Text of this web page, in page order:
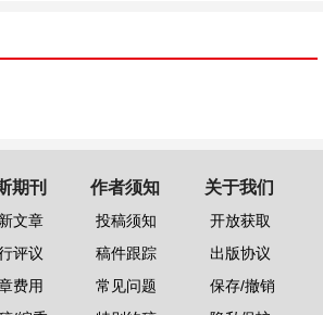
期刊
文章
评议
费用
作者须知
投稿须知
稿件跟踪
常见问题
关于我们
开放获取
出版协议
保存/撤销